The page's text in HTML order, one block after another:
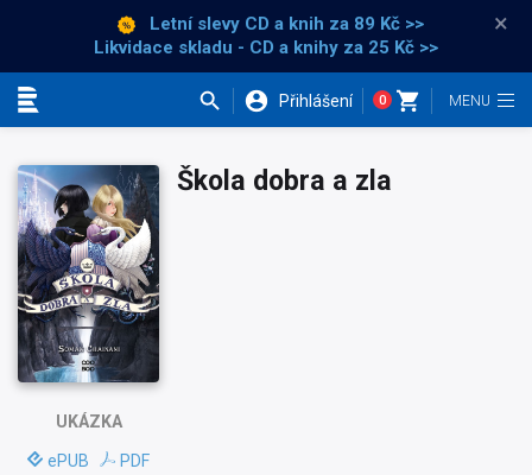
Letní slevy CD a knih za 89 Kč >>
Likvidace skladu - CD a knihy za 25 Kč >>
×
Přihlášení 0
UKÁZKA
ePUB PDF
Škola dobra a zla